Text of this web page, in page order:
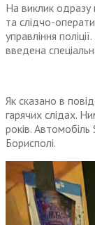
На виклик одразу
та слідчо-
управління
введена
Як сказано в
гарячих слідах.
років.
Борисполі.